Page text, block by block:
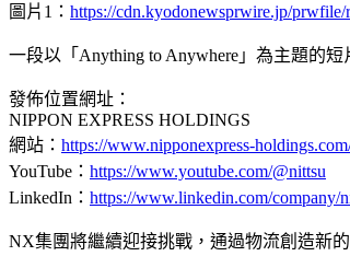
圖片1： https://cdn.kyodonewsprwire.jp/
一段以「Anything to Anywhere」為主題的
發佈位置網址：
NIPPON EXPRESS HOLDINGS
網站： https://www.nipponexpress-
YouTube： https://www.youtube.com/@nittsu
LinkedIn： https://www.linkedin.com/company/
NX集團將繼續迎接挑戰，通過物流創造新